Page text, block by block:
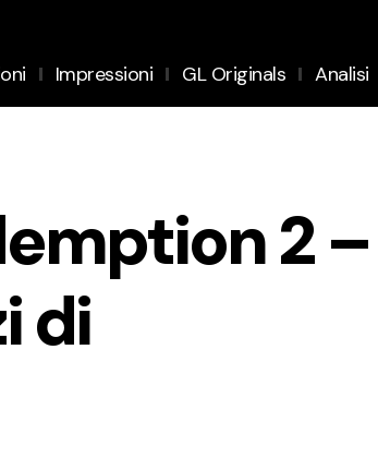
Impressioni GL Originals Analisi
2 –
di